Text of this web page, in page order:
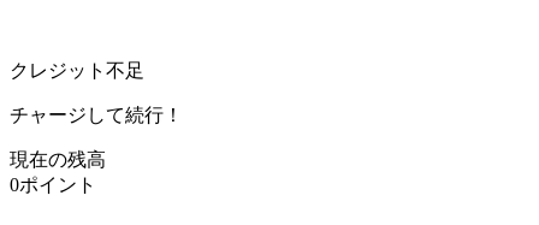
クレジット不足
チャージして続行！
現在の残高
0ポイント